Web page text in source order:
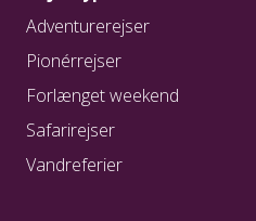
vintertemperaturer, mens
tør. De bedste tider at
marts til maj og oktober til
lunt og behageligt med
kan man opleve den søde
appelsintræernes
mens man i efteråret kan
Adventurerejser
Pionérrejser
Forlænget weekend
Safarirejser
Vandreferier